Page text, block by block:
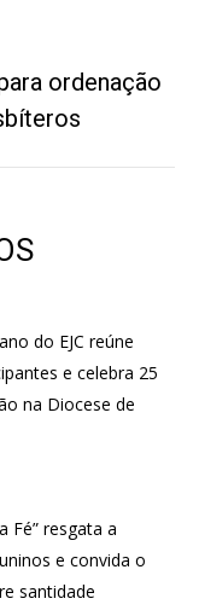
ordenação
do EJC reúne
e celebra 25
na Diocese de
Fé” resgata a
e convida o
santidade